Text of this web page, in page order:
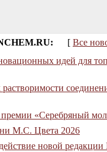
[ Все
идей для
«Серебряный
М.С. Цвета 2026
новой